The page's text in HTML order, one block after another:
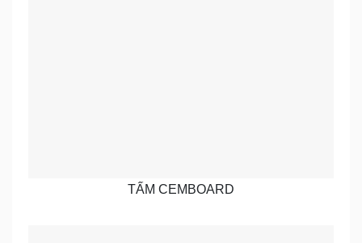
TẤM CEMBOARD